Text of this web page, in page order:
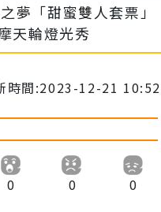
夢「甜蜜雙人套票」
天輪燈光秀
時間:2023-12-21 10:52
0 0 0